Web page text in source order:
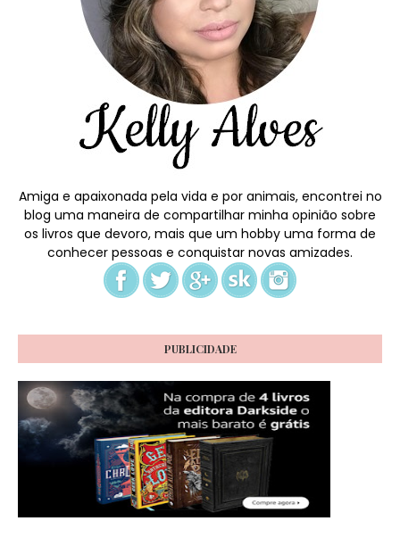
Amiga e apaixonada pela vida e por animais, encontrei no
blog uma maneira de compartilhar minha opinião sobre
os livros que devoro, mais que um hobby uma forma de
conhecer pessoas e conquistar novas amizades.
PUBLICIDADE